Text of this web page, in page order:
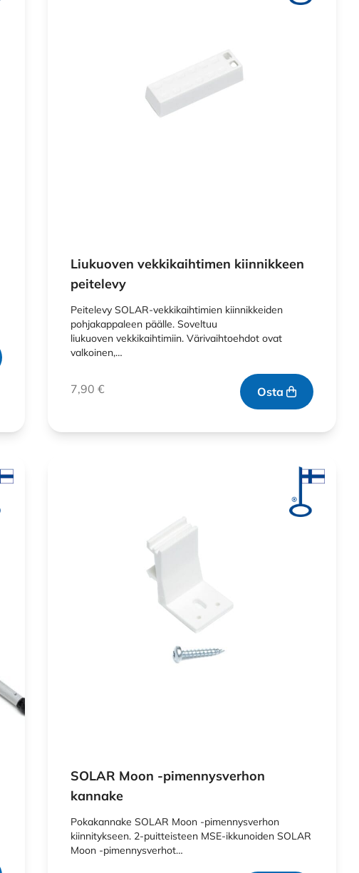
Liukuoven vekkikaihtimen kiinnikkeen
peitelevy
Peitelevy SOLAR-vekkikaihtimien kiinnikkeiden
pohjakappaleen päälle. Soveltuu
liukuoven vekkikaihtimiin. Värivaihtoehdot ovat
valkoinen,…
7,90 € Osta
SOLAR Moon -pimennysverhon
kannake
Pokakannake SOLAR Moon -pimennysverhon
kiinnitykseen. 2-puitteisteen MSE-ikkunoiden SOLAR
Moon -pimennysverhot…